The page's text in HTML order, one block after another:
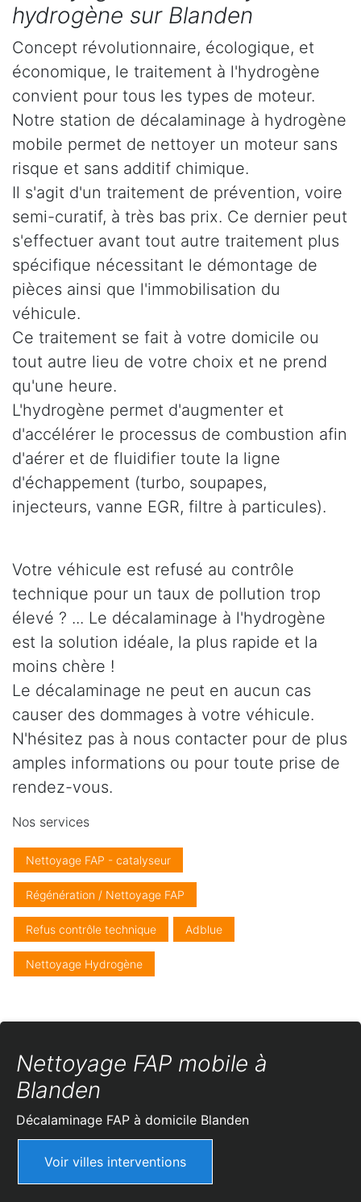
hydrogène sur Blanden
Concept révolutionnaire, écologique, et
économique, le traitement à l'hydrogène
convient pour tous les types de moteur.
Notre station de décalaminage à hydrogène
mobile permet de nettoyer un moteur sans
risque et sans additif chimique.
Il s'agit d'un traitement de prévention, voire
semi-curatif, à très bas prix. Ce dernier peut
s'effectuer avant tout autre traitement plus
spécifique nécessitant le démontage de
pièces ainsi que l'immobilisation du
véhicule.
Ce traitement se fait à votre domicile ou
tout autre lieu de votre choix et ne prend
qu'une heure.
L'hydrogène permet d'augmenter et
d'accélérer le processus de combustion afin
d'aérer et de fluidifier toute la ligne
d'échappement (turbo, soupapes,
injecteurs, vanne EGR, filtre à particules).
Votre véhicule est refusé au contrôle
technique pour un taux de pollution trop
élevé ? ... Le décalaminage à l'hydrogène
est la solution idéale, la plus rapide et la
moins chère !
Le décalaminage ne peut en aucun cas
causer des dommages à votre véhicule.
N'hésitez pas à nous contacter pour de plus
amples informations ou pour toute prise de
rendez-vous.
Nos services
Nettoyage FAP - catalyseur
Régénération / Nettoyage FAP
Refus contrôle technique Adblue
Nettoyage Hydrogène
Nettoyage FAP mobile à
Blanden
Décalaminage FAP à domicile Blanden
Voir villes interventions